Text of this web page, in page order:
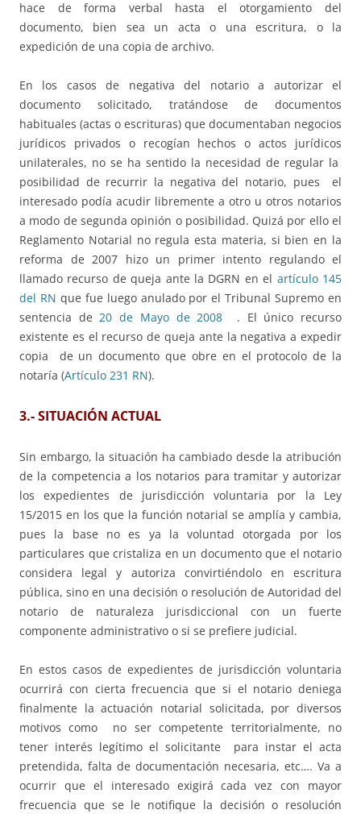
hace de forma verbal hasta el otorgamiento del
documento, bien sea un acta o una escritura, o la
expedición de una copia de archivo.
En los casos de negativa del notario a autorizar el
documento solicitado, tratándose de documentos
habituales (actas o escrituras) que documentaban negocios
jurídicos privados o recogían hechos o actos jurídicos
unilaterales, no se ha sentido la necesidad de regular la
posibilidad de recurrir la negativa del notario, pues el
interesado podía acudir libremente a otro u otros notarios
a modo de segunda opinión o posibilidad. Quizá por ello el
Reglamento Notarial no regula esta materia, si bien en la
reforma de 2007 hizo un primer intento regulando el
llamado recurso de queja ante la DGRN en el artículo 145
del RN que fue luego anulado por el Tribunal Supremo en
sentencia de20 de Mayo de 2008
. El único recurso
existente es el recurso de queja ante la negativa a expedir
copia de un documento que obre en el protocolo de la
notaría (Artículo 231 RN).
3.- SITUACIÓN ACTUAL
Sin embargo, la situación ha cambiado desde la atribución
de la competencia a los notarios para tramitar y autorizar
los expedientes de jurisdicción voluntaria por la Ley
15/2015 en los que la función notarial se amplía y cambia,
pues la base no es ya la voluntad otorgada por los
particulares que cristaliza en un documento que el notario
considera legal y autoriza convirtiéndolo en escritura
pública, sino en una decisión o resolución de Autoridad del
notario de naturaleza jurisdiccional con un fuerte
componente administrativo o si se prefiere judicial.
En estos casos de expedientes de jurisdicción voluntaria
ocurrirá con cierta frecuencia que si el notario deniega
finalmente la actuación notarial solicitada, por diversos
motivos como no ser competente territorialmente, no
tener interés legítimo el solicitante para instar el acta
pretendida, falta de documentación necesaria, etc…. Va a
ocurrir que el interesado exigirá cada vez con mayor
frecuencia que se le notifique la decisión o resolución